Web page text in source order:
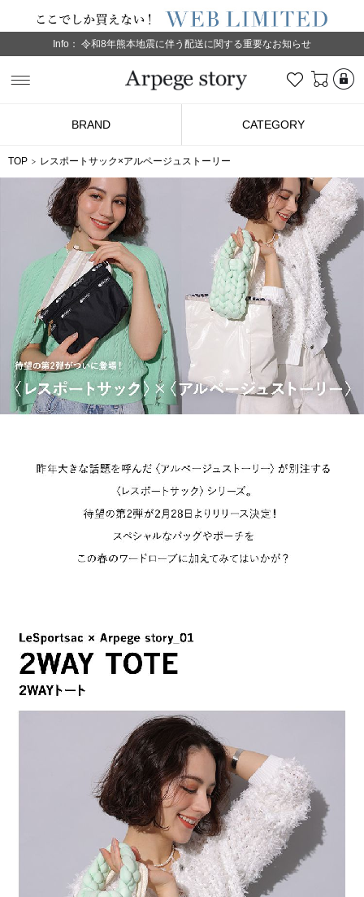
Info： 令和8年熊本地震に伴う配送に関する重要なお知らせ
お気に入り
BRAND CATEGORY
TOP レスポートサック×アルページュストーリー